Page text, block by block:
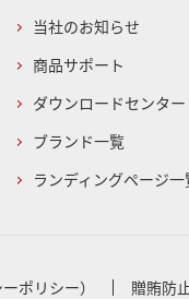
当社のお知らせ
商品サポート
ダウンロードセンター
ブランド一覧
ランディングページ一
ポリシー） 贈賄防